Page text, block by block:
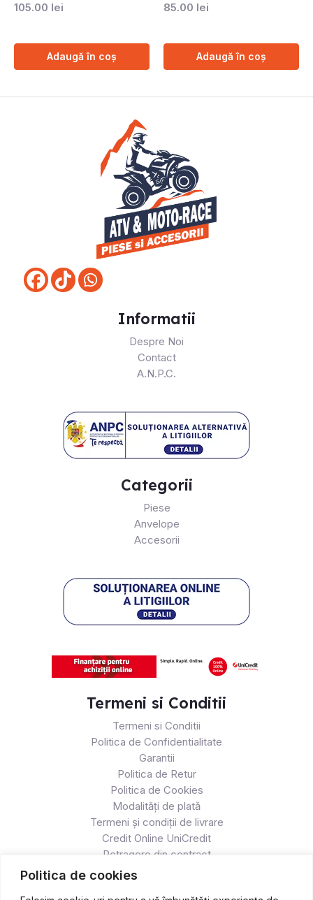
Politica de cookies
105.00 lei
Adaugă în coș
85.00 lei
Adaugă în coș
Informatii
Despre Noi
Contact
A.N.P.C.
Categorii
Piese
Anvelope
Accesorii
Termeni si Conditii
Termeni si Conditii
Politica de Confidentialitate
Garantii
Politica de Retur
Politica de Cookies
Modalități de plată
Termeni și condiții de livrare
Credit Online UniCredit
Retragere din contract